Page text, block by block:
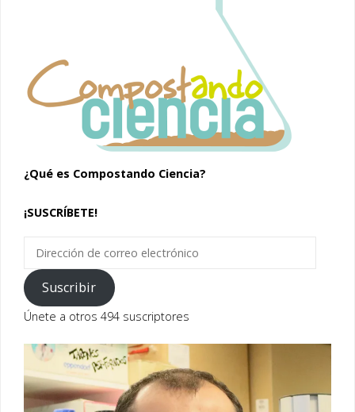
¿Qué es Compostando Ciencia?
¡SUSCRÍBETE!
correo
electrónico
Suscribir
Únete a otros 494 suscriptores